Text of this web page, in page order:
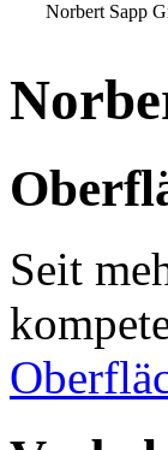
Norbert Sapp
Seit